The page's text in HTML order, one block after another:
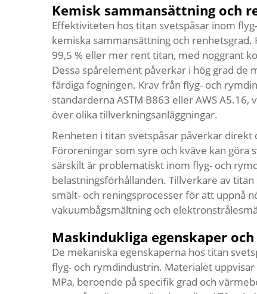
Kemisk sammansättning och
Effektiviteten hos titan svetspåsar inom
kemiska sammansättning och
99,5 % eller mer rent titan, med noggrant
Dessa spårelement påverkar i hög grad de
färdiga fogningen. Krav från flyg- och
standarderna ASTM B863 eller AWS
över olika tillverkningsanläggningar.
Renheten i titan svetspåsar påverkar
Föroreningar som syre och kväve kan
särskilt är problematiskt inom flyg- och
belastningsförhållanden. Tillverkare av
smält- och reningsprocesser för att uppnå
vakuumbågsmältning och
Maskindukliga egenskaper
De mekaniska egenskaperna hos titan
flyg- och rymdindustrin. Materialet
MPa, beroende på specifik grad och